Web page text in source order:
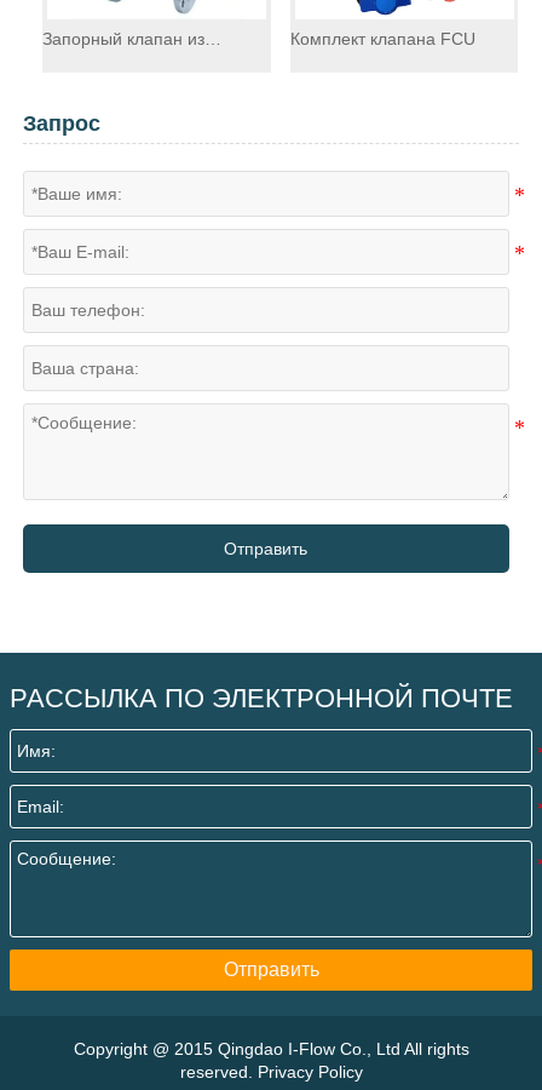
Запорный клапан из
Комплект клапана FCU
Запрос
Отправить
РАССЫЛКА ПО ЭЛЕКТРОННОЙ ПОЧТЕ
Отправить
Copyright @ 2015 Qingdao I-Flow Co., Ltd All rights
reserved. Privacy Policy